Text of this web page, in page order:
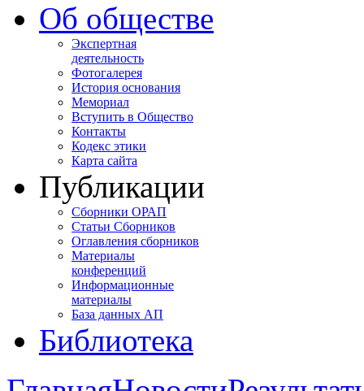
Об обществе
Экспертная
деятельность
Фотогалерея
История основания
Мемориал
Вступить в Общество
Контакты
Кодекс этики
Карта сайта
Публикации
Сборники ОРАП
Статьи Сборников
Оглавления сборников
Материалы
конференций
Информационные
материалы
База данных АП
Библиотека